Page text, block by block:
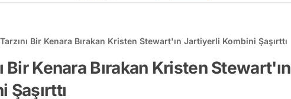
Bir Kenara Bırakan Kristen Stewart'ın Jartiyerli Kombini Şaşırttı
Bir Kenara Bırakan Kristen Stewart'ın